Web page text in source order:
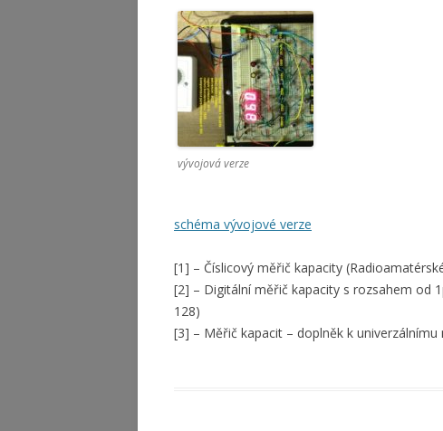
vývojová verze
schéma vývojové verze
[1] – Číslicový měřič kapacity
[2] – Digitální měřič kapacity s rozsahem od
128)
[3] – Měřič kapacit – doplněk k